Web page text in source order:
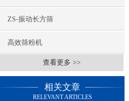
ZS-振动长方筛
高效筛粉机
查看更多 >>
相关文章
RELEVANT ARTICLES